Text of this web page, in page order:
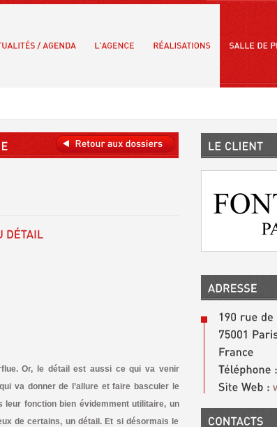
Or, le détail est aussi ce qui va venir
va donner de l’allure et faire basculer le
fonction bien évidemment utilitaire, un
de certains, un détail. Et si désormais le